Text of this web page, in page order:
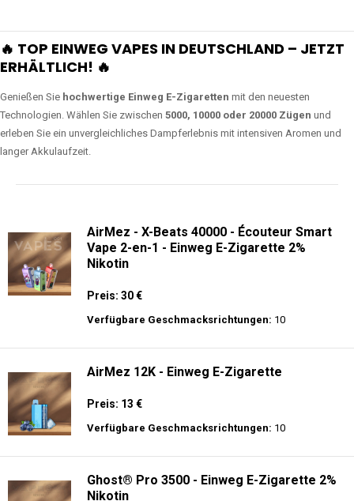
🔥 TOP EINWEG VAPES IN DEUTSCHLAND – JETZT
ERHÄLTLICH! 🔥
Genießen Sie hochwertige Einweg E-Zigaretten mit den neuesten
Technologien. Wählen Sie zwischen 5000, 10000 oder 20000 Zügen und
erleben Sie ein unvergleichliches Dampferlebnis mit intensiven Aromen und
langer Akkulaufzeit.
AirMez - X-Beats 40000 - Écouteur Smart
Vape 2-en-1 - Einweg E-Zigarette 2%
Nikotin
Preis: 30 €
Verfügbare Geschmacksrichtungen: 10
AirMez 12K - Einweg E-Zigarette
Preis: 13 €
Verfügbare Geschmacksrichtungen: 10
Ghost® Pro 3500 - Einweg E-Zigarette 2%
Nikotin